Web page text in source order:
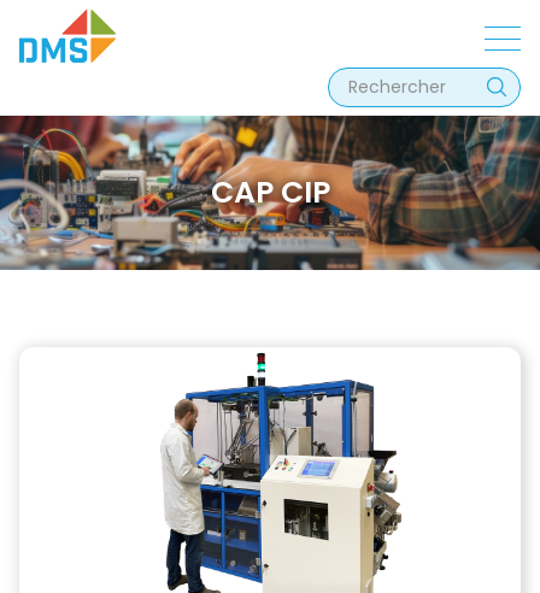
CAP CIP